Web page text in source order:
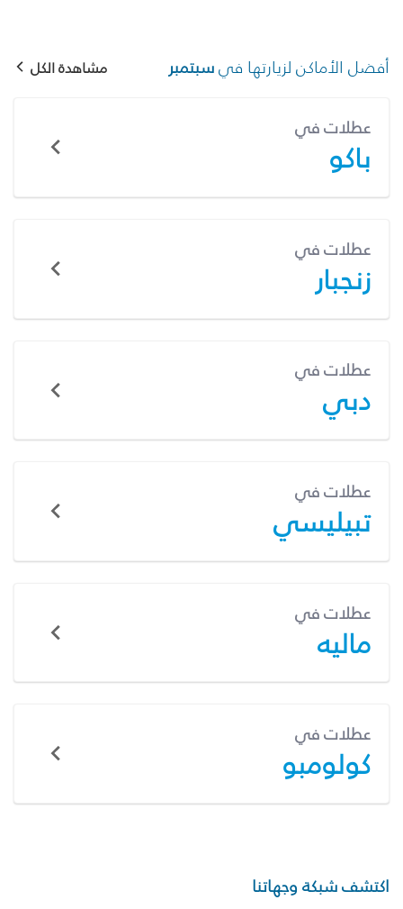
أفضل الأماكن لزيارتها فيسبتمبر مشاهدة الكل
عطلات في
باكو
عطلات في
زنجبار
عطلات في
دبي
عطلات في
تبيليسي
عطلات في
ماليه
عطلات في
كولومبو
اكتشف شبكة وجهاتنا